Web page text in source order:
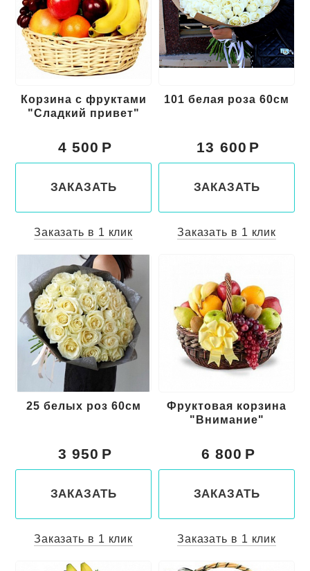
Корзина с фруктами
"Сладкий привет"
4 500
ЗАКАЗАТЬ
Заказать в 1 клик
101 белая роза 60см
13 600
ЗАКАЗАТЬ
Заказать в 1 клик
25 белых роз 60см
3 950
ЗАКАЗАТЬ
Заказать в 1 клик
Фруктовая корзина
"Внимание"
6 800
ЗАКАЗАТЬ
Заказать в 1 клик